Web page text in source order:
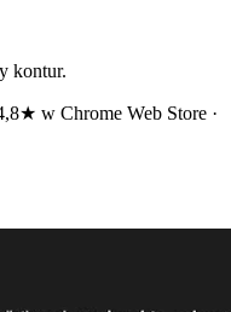
kontur.
w Chrome Web Store ·